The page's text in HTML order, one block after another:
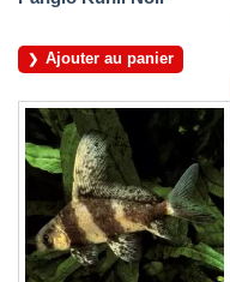
Ajouter au panier